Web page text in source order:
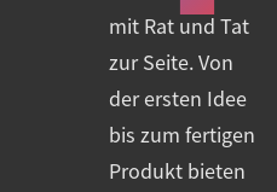
mit Rat und Tat
zur Seite. Von
der ersten Idee
bis zum fertigen
Produkt bieten